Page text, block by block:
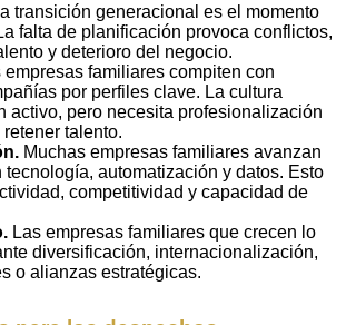
transición generacional es el momento
falta de planificación provoca conflictos,
y deterioro del negocio.
empresas familiares compiten con
por perfiles clave. La cultura
activo, pero necesita profesionalización
talento.
Muchas empresas familiares avanzan
tecnología, automatización y datos. Esto
competitividad y capacidad de
Las empresas familiares que crecen lo
diversificación, internacionalización,
o alianzas estratégicas.